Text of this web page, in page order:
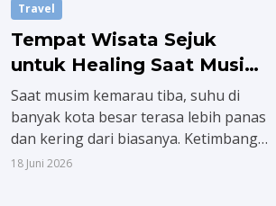
Travel
Tempat Wisata Sejuk
untuk Healing Saat Musim
Panas
Saat musim kemarau tiba, suhu di
banyak kota besar terasa lebih panas
dan kering dari biasanya. Ketimbang
mengeluh terus, lebih baik liburan ke
18 Juni 2026